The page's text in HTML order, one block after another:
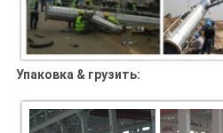
Упаковка & грузить: